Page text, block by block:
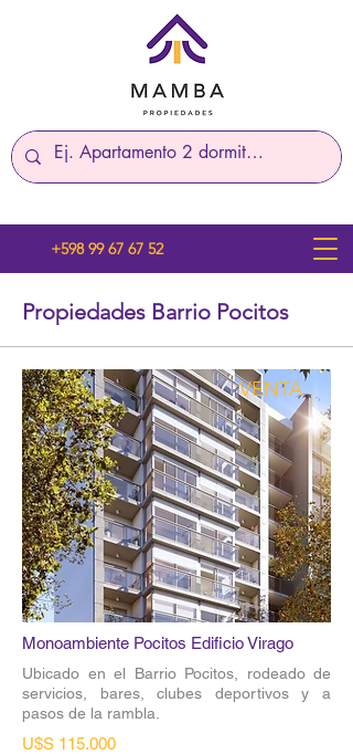
+598 99 67 67 52
Propiedades Barrio Pocitos
VENTA
Monoambiente Pocitos Edificio Virago
Ubicado en el Barrio Pocitos, rodeado de
servicios, bares, clubes deportivos y a
pasos de la rambla.
U$S 115.000